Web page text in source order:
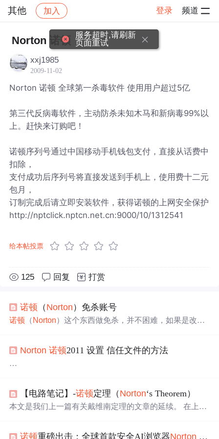
其他 加入 登录 频道
社区 其他 帖子详情
Norton 诺顿
xxj1985
2009-11-02
Norton 诺顿 全球第一杀毒软件 使用用户超过5亿
第三代反病毒软件，主动防杀未知木马和新病毒99%以
上。赶快来订购吧！
诺顿序列号通过中国移动手机钱包支付，直接从话费中
扣除，
支付成功后序列号将直接发送到手机上，使用费十二元
包月，
订制完成后请立即安装软件，获得诺顿的上网安全保护
http://nptclick.nptcn.net.cn:9000/10/1312541
给本帖投票
125 回复 打赏
诺顿 （ Norton ）免杀账号
诺顿 （ Norton）这个东西做免杀，并不困难，如果是改代
数量，信任程度，创建时间。围绕这几点可以做很多工
Norton 诺顿2011 设置 信任文件的方法
就按照上面的步骤就没什么问题了～
【电路笔记】-诺顿定理（ Norton‘s Theorem）
本文是我们上一篇有关戴维南定理的文章的延续。 在上一
模型被称为诺顿定理，它是由美国工程师爱德华·诺顿于 19
诺顿重磅出击：全球首款安全AI浏览器Norton
服务超时,请刷新
页面重试